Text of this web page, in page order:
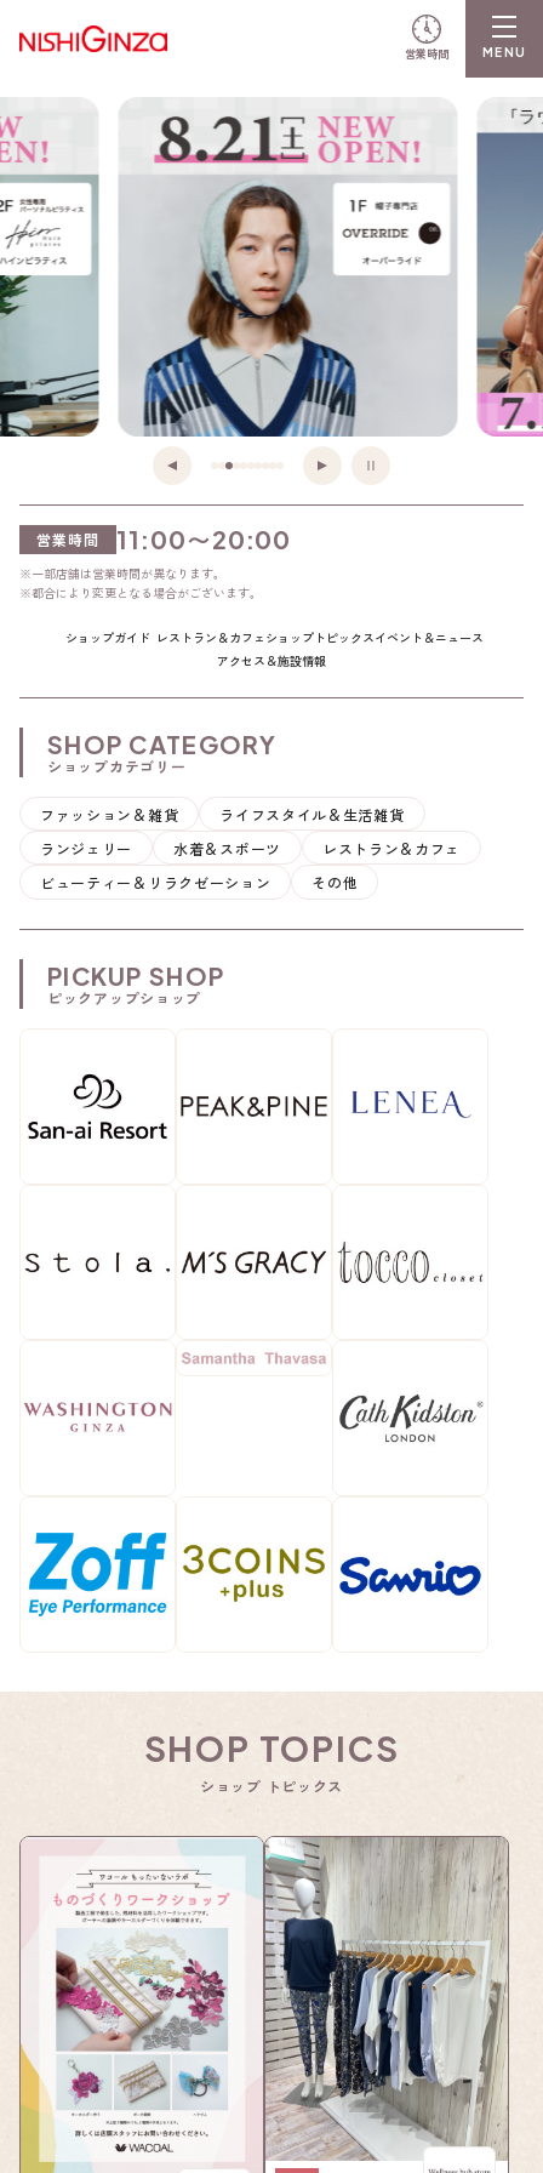
営業時間
営業時間 11:00〜20:00
※一部店舗は営業時間が異なります。
※都合により変更となる場合がございます。
ショップガイド レストラン＆カフェ ショップ トピックスイベント＆ニュース
アクセス＆施設情報
SHOP CATEGORY
ショップカテゴリー
ファッション＆雑貨
ライフスタイル＆生活雑貨
ランジェリー
水着＆スポーツ
レストラン＆カフェ
ビューティー＆リラクゼーション
その他
PICKUP SHOP
ピックアップショップ
SHOP TOPICS
ショップ トピックス